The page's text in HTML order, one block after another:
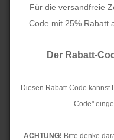
Für die versandfreie
Code mit 25% Rabatt
Der Rabatt-
Diesen Rabatt-Code kannst
Code"
ACHTUNG! Bitte denke